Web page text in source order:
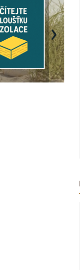
Next